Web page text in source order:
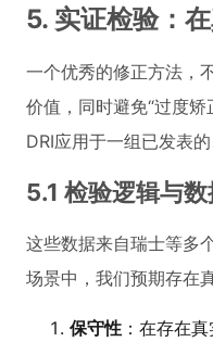
5. 实证检验：
一个优秀的修正方法，
价值，同时避免“过度
DRI应用于一组已发表
5.1 检验逻辑与
这些数据来自瑞士等多
场景中，我们预期存在
保守性 ：在存在